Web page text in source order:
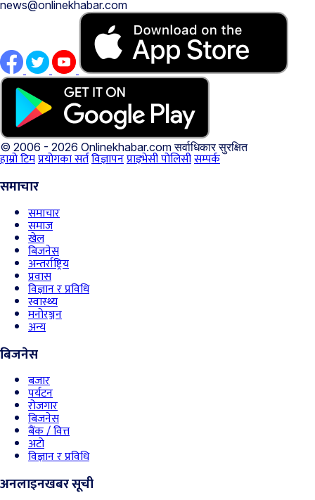
news@onlinekhabar.com
© 2006 - 2026 Onlinekhabar.comसर्वाधिकार सुरक्षित
हाम्रो टिमप्रयोगका सर्तविज्ञापनप्राइभेसी पोलिसीसम्पर्क
समाचार
समाचार
समाज
खेल
बिजनेस
अन्तर्राष्ट्रिय
प्रवास
विज्ञान र प्रविधि
स्वास्थ्य
मनोरञ्जन
अन्य
बिजनेस
बजार
पर्यटन
रोजगार
बिजनेस
बैंक / वित्त
अटो
विज्ञान र प्रविधि
अनलाइनखबर सूची